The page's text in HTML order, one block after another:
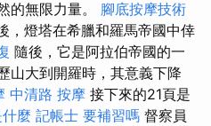
的無限力量。 腳底按摩技術
，燈塔在希臘和羅馬帝國中倖
隨後，它是阿拉伯帝國的一
山大到開羅時，其意義下降
中清路 按摩 接下來的21頁是
麼 記帳士 要補習嗎 督察員